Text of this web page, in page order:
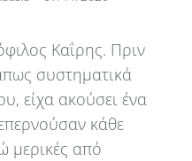
Καΐρης. Πριν
συστηματικά
είχα ακούσει ένα
κάθε
μερικές από